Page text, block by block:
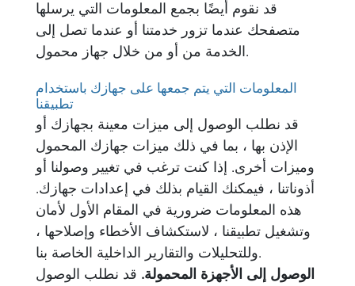
قد نقوم أيضًا بجمع المعلومات التي يرسلها
متصفحك عندما تزور خدمتنا أو عندما تصل إلى
الخدمة من أو من خلال جهاز محمول.
المعلومات التي يتم جمعها على جهازك باستخدام
تطبيقنا
قد نطلب الوصول إلى ميزات معينة بجهازك أو
الإذن بها ، بما في ذلك ميزات جهازك المحمول
وميزات أخرى. إذا كنت ترغب في تغيير وصولنا أو
أذوناتنا ، فيمكنك القيام بذلك في إعدادات جهازك.
هذه المعلومات ضرورية في المقام الأول لأمان
وتشغيل تطبيقنا ، لاستكشاف الأخطاء وإصلاحها ،
وللتحليلات والتقارير الداخلية الخاصة بنا.
الوصول إلى الأجهزة المحمولة. قد نطلب الوصول